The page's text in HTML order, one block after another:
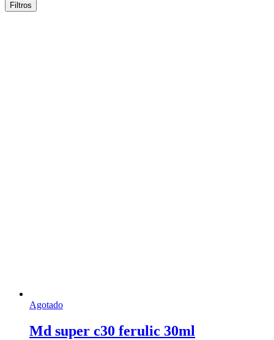
Filtros
Agotado
Md super c30 ferulic 30ml